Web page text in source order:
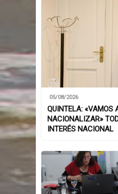
05/08/2026
QUINTELA: «VAMOS
NACIONALIZAR»
INTERÉS NACIONAL